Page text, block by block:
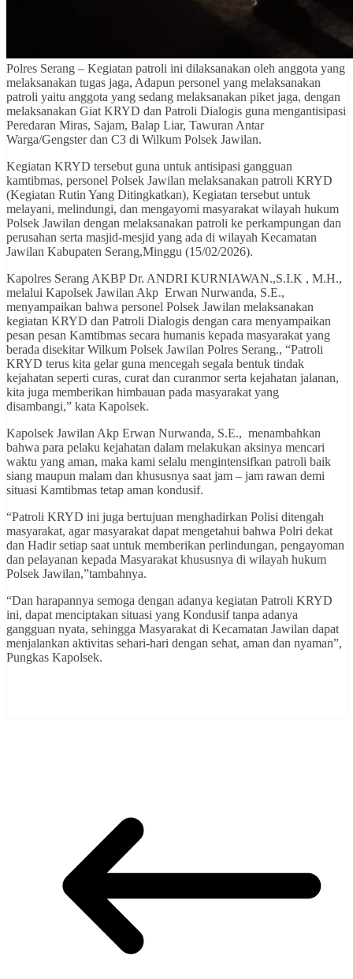
Polres Serang – Kegiatan patroli ini dilaksanakan oleh anggota yang
melaksanakan tugas jaga, Adapun personel yang melaksanakan
patroli yaitu anggota yang sedang melaksanakan piket jaga, dengan
melaksanakan Giat KRYD dan Patroli Dialogis guna mengantisipasi
Peredaran Miras, Sajam, Balap Liar, Tawuran Antar
Warga/Gengster dan C3 di Wilkum Polsek Jawilan.
Kegiatan KRYD tersebut guna untuk antisipasi gangguan
kamtibmas, personel Polsek Jawilan melaksanakan patroli KRYD
(Kegiatan Rutin Yang Ditingkatkan), Kegiatan tersebut untuk
melayani, melindungi, dan mengayomi masyarakat wilayah hukum
Polsek Jawilan dengan melaksanakan patroli ke perkampungan dan
perusahan serta masjid-mesjid yang ada di wilayah Kecamatan
Jawilan Kabupaten Serang,Minggu (15/02/2026).
Kapolres Serang AKBP Dr. ANDRI KURNIAWAN.,S.I.K , M.H.,
melalui Kapolsek Jawilan Akp Erwan Nurwanda, S.E.,
menyampaikan bahwa personel Polsek Jawilan melaksanakan
kegiatan KRYD dan Patroli Dialogis dengan cara menyampaikan
pesan pesan Kamtibmas secara humanis kepada masyarakat yang
berada disekitar Wilkum Polsek Jawilan Polres Serang., “Patroli
KRYD terus kita gelar guna mencegah segala bentuk tindak
kejahatan seperti curas, curat dan curanmor serta kejahatan jalanan,
kita juga memberikan himbauan pada masyarakat yang
disambangi,” kata Kapolsek.
Kapolsek Jawilan Akp Erwan Nurwanda, S.E., menambahkan
bahwa para pelaku kejahatan dalam melakukan aksinya mencari
waktu yang aman, maka kami selalu mengintensifkan patroli baik
siang maupun malam dan khususnya saat jam – jam rawan demi
situasi Kamtibmas tetap aman kondusif.
“Patroli KRYD ini juga bertujuan menghadirkan Polisi ditengah
masyarakat, agar masyarakat dapat mengetahui bahwa Polri dekat
dan Hadir setiap saat untuk memberikan perlindungan, pengayoman
dan pelayanan kepada Masyarakat khususnya di wilayah hukum
Polsek Jawilan,”tambahnya.
“Dan harapannya semoga dengan adanya kegiatan Patroli KRYD
ini, dapat menciptakan situasi yang Kondusif tanpa adanya
gangguan nyata, sehingga Masyarakat di Kecamatan Jawilan dapat
menjalankan aktivitas sehari-hari dengan sehat, aman dan nyaman”,
Pungkas Kapolsek.